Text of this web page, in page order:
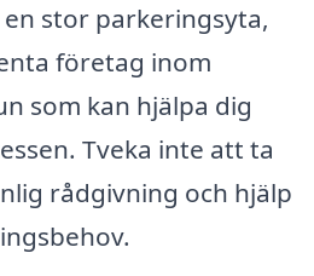
stor parkeringsyta,
företag inom
som kan hjälpa dig
Tveka inte att ta
rådgivning och hjälp